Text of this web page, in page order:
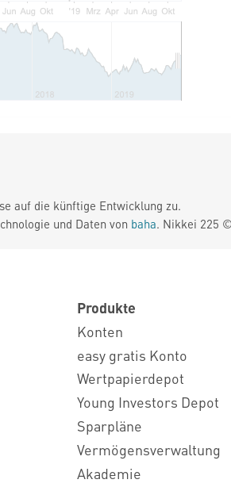
auf die künftige Entwicklung zu.
und Daten von baha. Nikkei 225
Produkte
Konten
easy gratis Konto
Wertpapierdepot
Young Investors Depot
Sparpläne
Vermögensverwaltung
Akademie